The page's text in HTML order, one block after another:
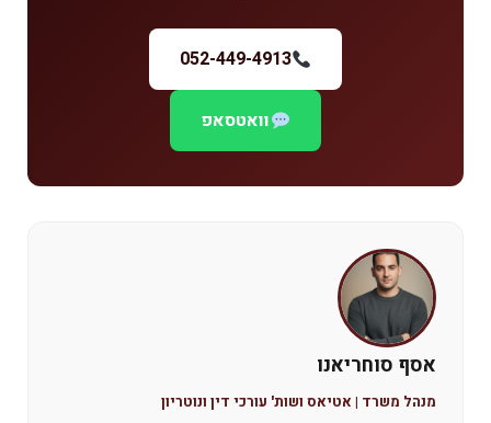
052-449-4913
וואטסאפ
אסף סוחריאנו
מנהל משרד | אטיאס ושות' עורכי דין ונוטריון